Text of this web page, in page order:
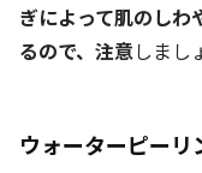
ぎによって肌のしわ
るので、注意しまし
ウォーターピーリ